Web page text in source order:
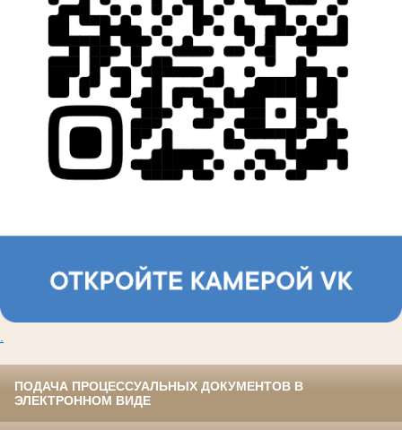
ПОДАЧА ПРОЦЕССУАЛЬНЫХ ДОКУМЕНТОВ В
ЭЛЕКТРОННОМ ВИДЕ